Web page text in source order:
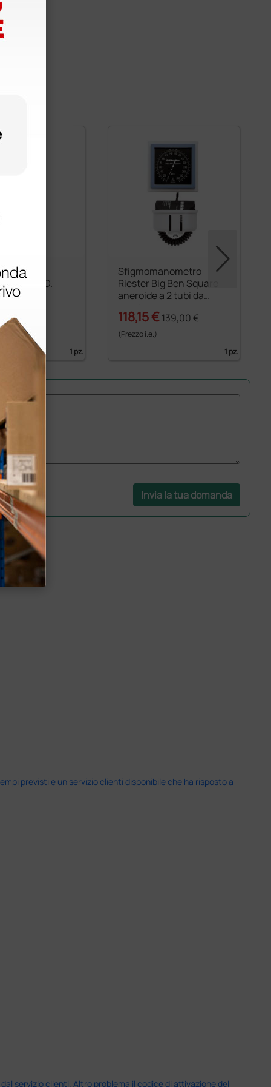
scope F.O.
€
1 pz.
Sfigmomanometro
Riester Big Ben Square
aneroide a 2 tubi da
parete
118,15 €139,00 €
(Prezzo i.e.)
1 pz.
Invia la tua domanda
previsti e un servizio clienti disponibile che ha risposto a
servizio clienti. Altro problema il codice di attivazione del